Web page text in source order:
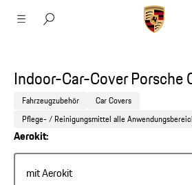
Indoor-Car-Cover Porsche
Fahrzeugzubehör
Car Covers
Pflege- / Reinigungsmittel alle
Aerokit:
mit Aerokit